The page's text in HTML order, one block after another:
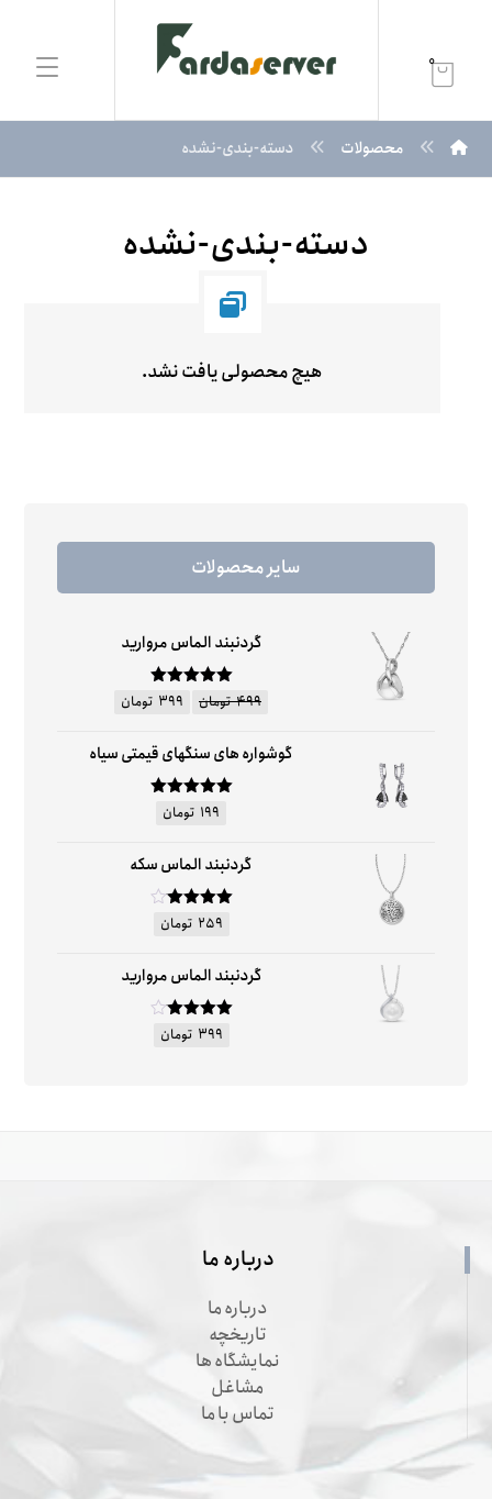
0
محصولات دسته-بندی-نشده
دسته-بندی-نشده
هیچ محصولی یافت نشد.
سایر محصولات
گردنبند الماس مروارید
امتیاز ۵از
۴۹۹ تومان ۳۹۹ تومان
گوشواره های سنگهای قیمتی سیاه
امتیاز
از
۵
۱۹۹ تومان
گردنبند الماس سکه
امتیاز
۲۵۹ تومان
گردنبند الماس مروارید
امتیاز
۳۹۹ تومان
درباره ما
درباره ما
تاریخچه
نمایشگاه ها
مشاغل
تماس با ما